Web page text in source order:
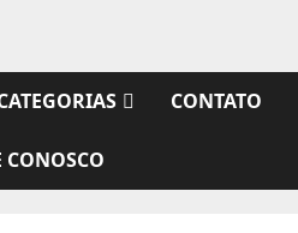
CONTATO